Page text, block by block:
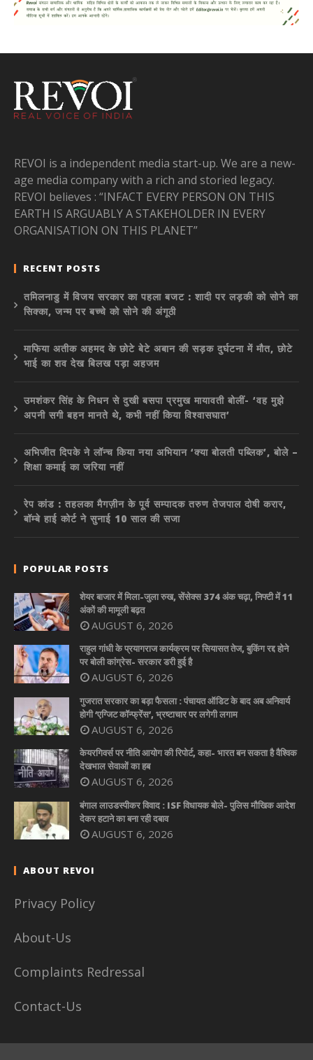
REVOI is a independent media start-up. We are a new-
age media company with a rich and storied legacy.
REVOI believes : “INFACT EVERY PERSON ON THIS
EARTH IS ARGUABLY A STAKEHOLDER IN EVERY
ORGANISATION ON THIS PLANET”
RECENT POSTS
तमिलनाडु में विजय सरकार का पहला बजट : शादी पर लड़की को सोने का
सिक्का, जन्म पर बच्चे को सोने की अंगूठी
माफिया अतीक अहमद के छोटे बेटे अबान की सड़क दुर्घटना में मौत, छोटे
भाई का शव देख बिलख पड़ा अहजम
उमशंकर सिंह के निधन से दुखी बसपा प्रमुख मायावती बोलीं- ‘वह मुझे
अपनी सगी बहन मानते थे, कभी नहीं किया विश्वासघात’
अभिजीत दिपके ने लॉन्च किया नया अभियान ‘क्या बोलती पब्लिक’, बोले –
शिक्षा कमाई का जरिया नहीं
रेप कांड : तहलका मैगज़ीन के पूर्व सम्पादक तरुण तेजपाल दोषी करार,
बॉम्बे हाई कोर्ट ने सुनाई 10 साल की सजा
POPULAR POSTS
शेयर बाजार में मिला-जुला रुख, सेंसेक्स 374 अंक चढ़ा, निफ्टी में 11
अंकों की मामूली बढ़त
AUGUST 6, 2026
राहुल गांधी के प्रयागराज कार्यक्रम पर सियासत तेज, बुकिंग रद्द होने
पर बोली कांग्रेस- सरकार डरी हुई है
AUGUST 6, 2026
गुजरात सरकार का बड़ा फैसला : पंचायत ऑडिट के बाद अब अनिवार्य
होगी ‘एग्जिट कॉन्फ्रेंस’, भ्रष्टाचार पर लगेगी लगाम
AUGUST 6, 2026
केयरगिवर्स पर नीति आयोग की रिपोर्ट, कहा- भारत बन सकता है वैश्विक
देखभाल सेवाओं का हब
AUGUST 6, 2026
बंगाल लाउडस्पीकर विवाद : ISF विधायक बोले- पुलिस मौखिक आदेश
देकर हटाने का बना रही दबाव
AUGUST 6, 2026
ABOUT REVOI
Privacy Policy
About-Us
Complaints Redressal
Contact-Us